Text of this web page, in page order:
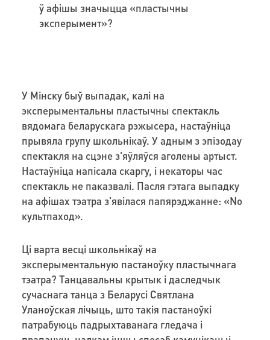
ў афішы значыцца «пластычны
эксперымент»?
У Мінску быў выпадак, калі на
эксперыментальны пластычны спектакль
вядомага беларускага рэжысера, настаўніца
прывяла групу школьнікаў. У адным з эпiзодау
спектакля на сцэне з'яўляўся аголены артыст.
Настаўніца напісала скаргу, і некаторы час
спектакль не паказвалі. Пасля гэтага выпадку
на афішах тэатра з'явілася папярэджанне: «No
культпаход».
Ці варта весці школьнікаў на
эксперыментальную пастаноўку пластычнага
тэатра? Танцавальны крытык і даследчык
сучаснага танца з Беларусі Святлана
Уланоўская лічыць, што такія пастаноўкі
патрабуюць падрыхтаванага гледача і